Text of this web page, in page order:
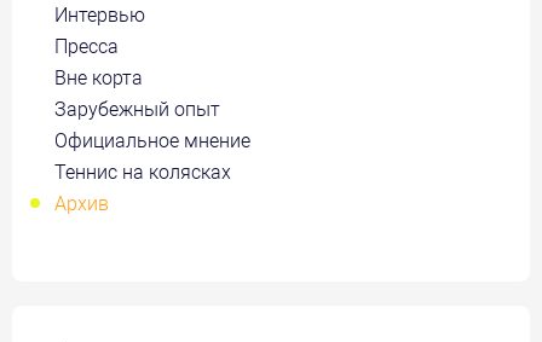
Интервью
Пресса
Вне корта
Зарубежный опыт
Официальное мнение
Теннис на колясках
Архив